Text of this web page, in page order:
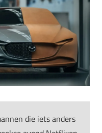
die iets anders